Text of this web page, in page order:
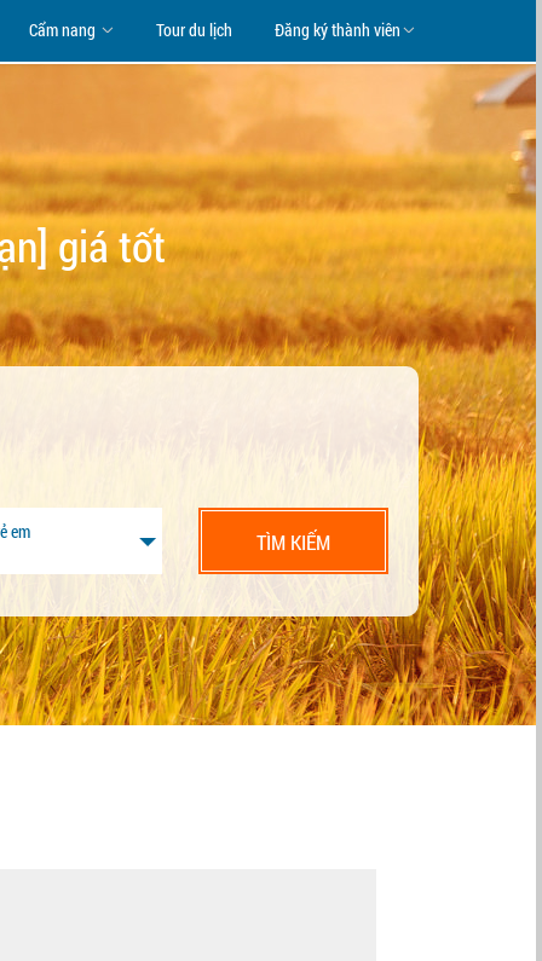
Cẩm nang Tour du lịch Đăng ký thành viên
giá tốt
em TÌM KIẾM